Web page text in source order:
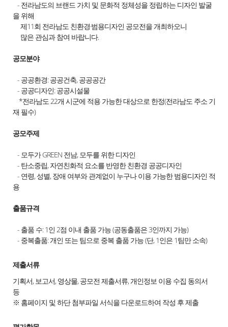
- 전라남도의 브랜드 가치 및 문화적 정체성을 정립하는 디자인 발굴
을 위해
제11회 전라남도 친환경·범용디자인 공모전을 개최하오니
많은 관심과 참여 바랍니다.
공모분야
- 공공환경: 공공건축, 공공공간
- 공공디자인: 공공시설물
*전라남도 22개 시군에 적용 가능한 대상으로 한정(전라남도 주소 기
재 필수)
공모주제
- 모두가 GREEN 전남, 모두를 위한 디자인
- 탄소중립, 자연친화적 요소를 반영한 친환경 공공디자인
- 연령, 성별, 장애 여부와 관계없이 누구나 이용 가능한 범용디자인 적
용
출품규격
- 출품 수: 1인 2점 이내 출품 가능 (공동출품은 3인까지 가능)
- 중복출품: 개인 또는 팀으로 중복 출품 가능 (단, 1인은 1팀만 소속)
제출서류
기획서, 보고서, 영상물, 공모전 제출서류, 개인정보 이용 수집 동의서
등
※ 홈페이지 및 하단 첨부파일 서식을 다운로드하여 작성 후 제출